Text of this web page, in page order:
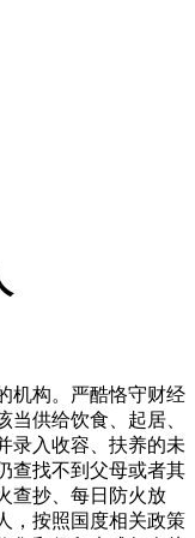
构。严酷恪守财经
供给饮食、起居、
录入收容、扶养的未
查找不到父母或者其
查抄、每日防火放
，按照国度相关政策